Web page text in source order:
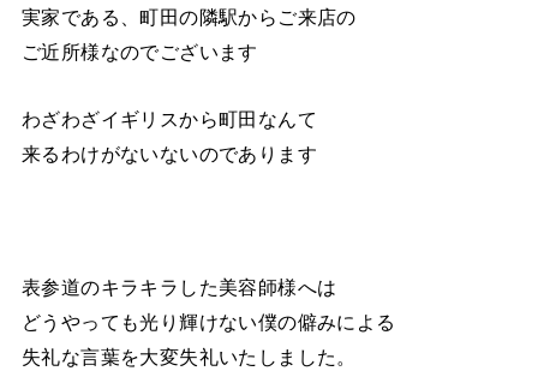
実家である、町田の隣駅からご来店の
ご近所様なのでございます
わざわざイギリスから町田なんて
来るわけがないないのであります
表参道のキラキラした美容師様へは
どうやっても光り輝けない僕の僻みによる
失礼な言葉を大変失礼いたしました。